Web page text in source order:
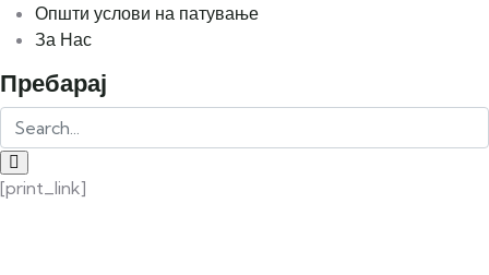
Општи услови на патување
За Нас
Пребарај
[print_link]